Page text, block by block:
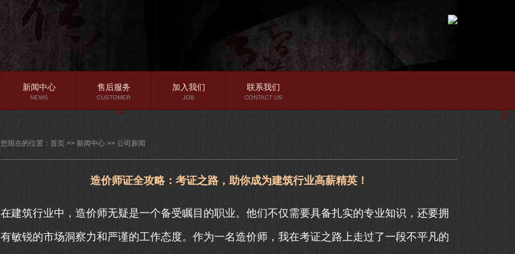
行业资讯
常见问题
新闻中心
NEWS
售后服务
CUSTOMER
加入我们
JOB
联系我们
CONTACT US
您现在的位置： 首页 >> 新闻中心 >> 公司新闻
造价师证全攻略：考证之路，助你成为建筑行业高薪精英！
在建筑行业中，造价师无疑是一个备受瞩目的职业。他们不仅需要具备扎实的专业知识，还要拥
有敏锐的市场洞察力和严谨的工作态度。作为一名造价师，我在考证之路上走过了一段不平凡的